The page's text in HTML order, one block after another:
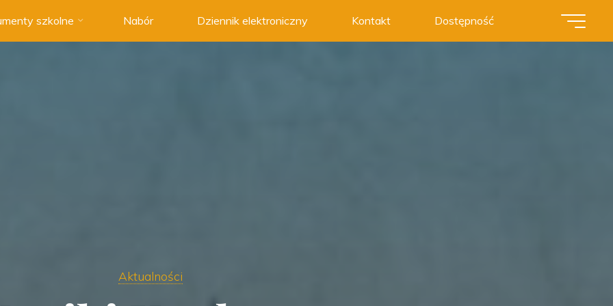
szkolne Nabór Dziennik elektroniczny Kontakt Dostępność
Aktualności